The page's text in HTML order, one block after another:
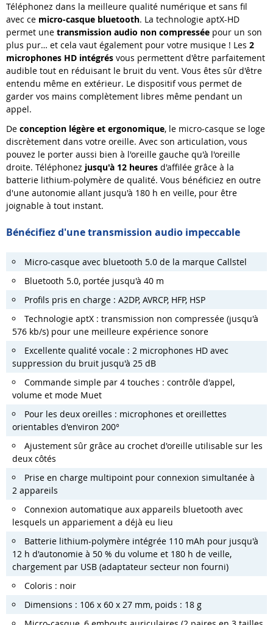
Téléphonez dans la meilleure qualité numérique et sans fil
avec ce micro-casque bluetooth. La technologie aptX-HD
permet une transmission audio non compressée pour un son
plus pur… et cela vaut également pour votre musique ! Les 2
microphones HD intégrés vous permettent d'être parfaitement
audible tout en réduisant le bruit du vent. Vous êtes sûr d'être
entendu même en extérieur. Le dispositif vous permet de
garder vos mains complètement libres même pendant un
appel.
De conception légère et ergonomique, le micro-casque se loge
discrètement dans votre oreille. Avec son articulation, vous
pouvez le porter aussi bien à l'oreille gauche qu'à l'oreille
droite. Téléphonez jusqu'à 12 heures d'affilée grâce à la
batterie lithium-polymère de qualité. Vous bénéficiez en outre
d'une autonomie allant jusqu'à 180 h en veille, pour être
joignable à tout instant.
Bénécifiez d'une transmission audio impeccable
Micro-casque avec bluetooth 5.0 de la marque Callstel
Bluetooth 5.0, portée jusqu'à 40 m
Profils pris en charge : A2DP, AVRCP, HFP, HSP
Technologie aptX : transmission non compressée (jusqu'à
576 kb/s) pour une meilleure expérience sonore
Excellente qualité vocale : 2 microphones HD avec
suppression du bruit jusqu'à 25 dB
Commande simple par 4 touches : contrôle d'appel,
volume et mode Muet
Pour les deux oreilles : microphones et oreillettes
orientables d'environ 200°
Ajustement sûr grâce au crochet d'oreille utilisable sur les
deux côtés
Prise en charge multipoint pour connexion simultanée à
2 appareils
Connexion automatique aux appareils bluetooth avec
lesquels un appariement a déjà eu lieu
Batterie lithium-polymère intégrée 110 mAh pour jusqu'à
12 h d'autonomie à 50 % du volume et 180 h de veille,
chargement par USB (adaptateur secteur non fourni)
Coloris : noir
Dimensions : 106 x 60 x 27 mm, poids : 18 g